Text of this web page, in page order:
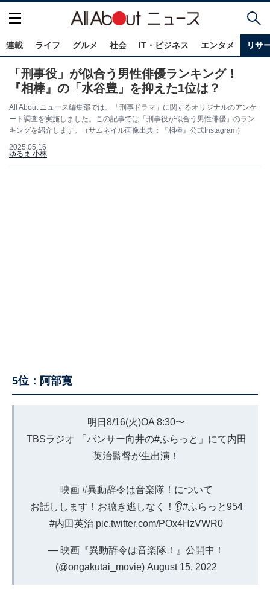
連載 ライフ グルメ 社会 IT・ビジネス エンタメ リサ
「刑事役」が似合う男性俳優ランキング！
『相棒』の「水谷豊」を抑えた1位は？
All About ニュース編集部では、「刑事ドラマ」に関するオリジナルのアンケ
ート調査を実施しました。この記事では「刑事役が似合う男性俳優」のラン
キングを紹介します。（サムネイル画像出典：『相棒』公式Instagram）
2025.05.16
ゆるま 小林
5位：阿部寛
明日8/16(火)OA 8:30〜
TBSラジオ 「パンサー向井の#ふらっと」にて内田
英治監督が生出演！
映画 #異動辞令は音楽隊！について
お話しします！お聴き逃しなく！👂#ふらっと954
#内田英治 pic.twitter.com/POx4HzVWR0
— 映画『異動辞令は音楽隊！』公開中！
(@ongakutai_movie) August 15, 2022